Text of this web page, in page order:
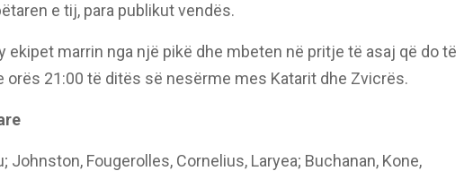
e tij, para publikut vendës.
ekipet marrin nga një pikë dhe mbeten në pritje të asaj që do të
orës 21:00 të ditës së nesërme mes Katarit dhe Zvicrës.
Johnston, Fougerolles, Cornelius, Laryea; Buchanan, Kone,